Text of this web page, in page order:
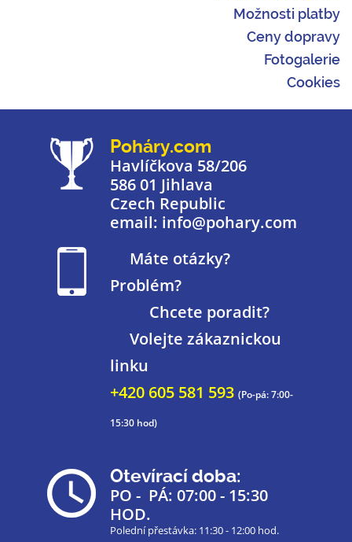
Možnosti platby
Ceny dopravy
Fotogalerie
Cookies
Poháry.com
Havlíčkova 58/206
586 01 Jihlava
Czech Republic
email: info@pohary.com
Máte otázky?
Problém?
Chcete poradit?
Volejte zákaznickou
linku
+420 605 581 593 (Po-pá: 7:00-
15:30 hod)
Otevírací doba:
PO - PÁ: 07:00 - 15:30
HOD.
Polední přestávka: 11:30 - 12:00 hod.